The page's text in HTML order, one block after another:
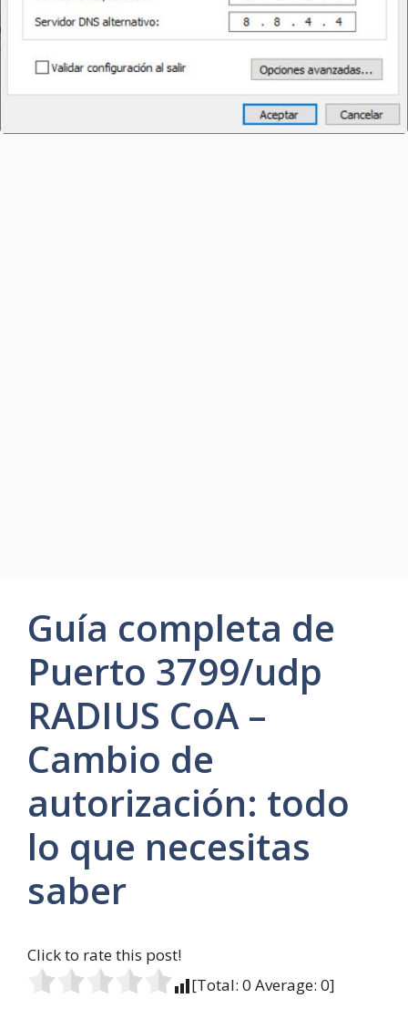
Guía completa de
Puerto 3799/udp
RADIUS CoA –
Cambio de
autorización: todo
lo que necesitas
saber
Click to rate this post!
[Total: 0 Average: 0]